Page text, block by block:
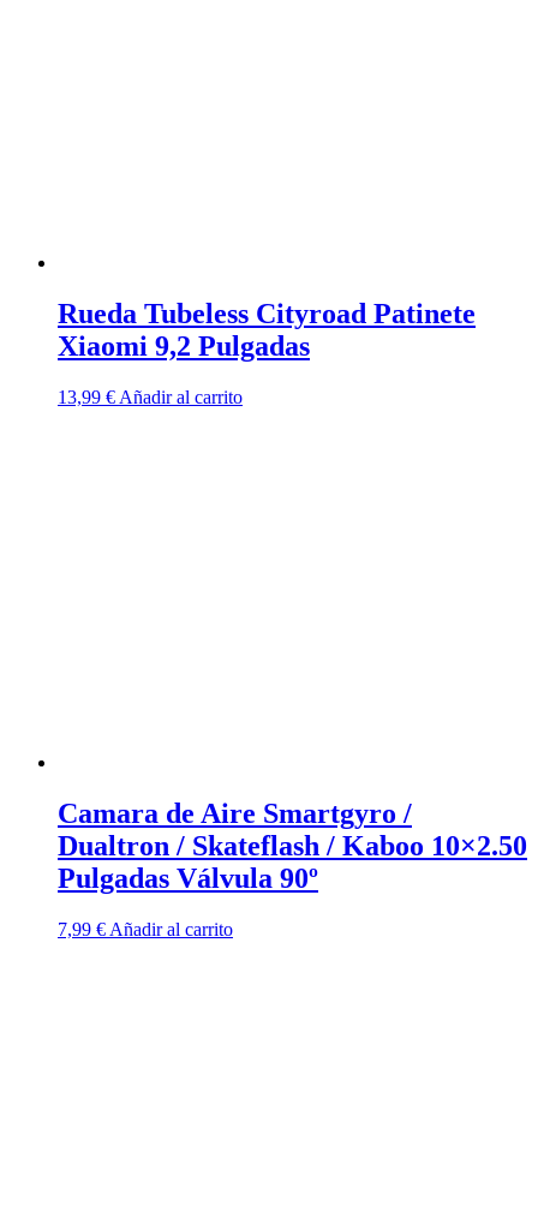
Rueda Tubeless Cityroad Patinete
Xiaomi 9,2 Pulgadas
13,99 € Añadir al carrito
Camara de Aire Smartgyro /
Dualtron / Skateflash / Kaboo 10×2.50
Pulgadas Válvula 90º
7,99 € Añadir al carrito